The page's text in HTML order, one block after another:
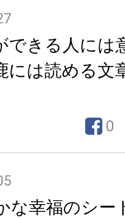
できる人には
には読める文
0
な幸福のシー